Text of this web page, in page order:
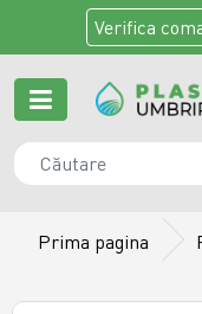
Verifica
Prima pagina